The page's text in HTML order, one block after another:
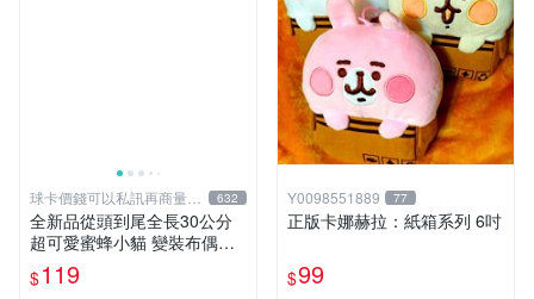
球卡價錢可以私訊再商量喔 632
全新品從頭到尾全長30公分
超可愛蜜蜂小貓 變裝布偶娃
娃 靠墊抱枕 可愛玩偶娃娃 舒
壓療癒小朋友禮物生日禮物交
$119
Y0098551889 77
正版卡娜赫拉：紙箱系列 6吋
$99